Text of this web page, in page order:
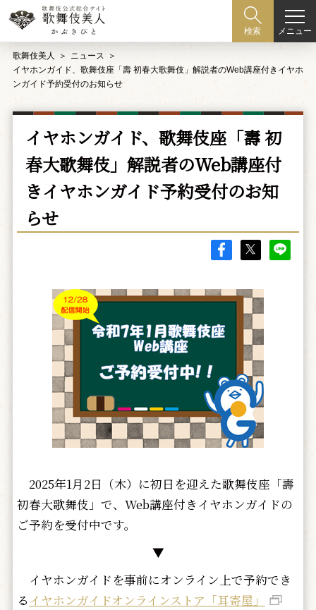
検索 メニュー
歌舞伎美人
ニュース
イヤホンガイド、歌舞伎座「壽 初春大歌舞伎」解説者のWeb講座付きイヤホ
ンガイド予約受付のお知らせ
イヤホンガイド、歌舞伎座「壽 初
春大歌舞伎」解説者のWeb講座付
きイヤホンガイド予約受付のお知
らせ
2025年1月2日（木）に初日を迎えた歌舞伎座「壽
初春大歌舞伎」で、Web講座付きイヤホンガイドの
ご予約を受付中です。
▼
イヤホンガイドを事前にオンライン上で予約でき
る イヤホンガイドオンラインストア「耳寄屋」